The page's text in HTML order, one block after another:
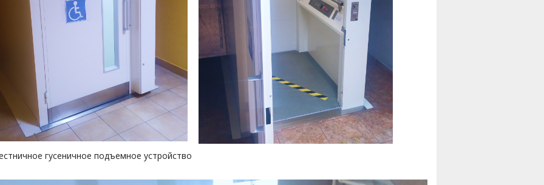
гусеничное подъемное устройство